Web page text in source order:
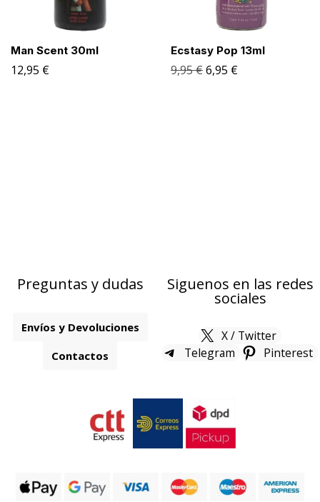
Man Scent 30ml
12,95 €
Ecstasy Pop 13ml
9,95€6,95 €
Preguntas y dudas
Envíos y Devoluciones
Contactos
Siguenos en las redes
sociales
X / Twitter
Telegram
Pinterest